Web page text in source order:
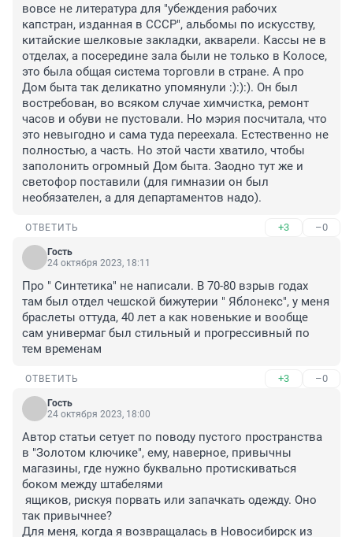
вовсе не литература для "убеждения рабочих
капстран, изданная в СССР", альбомы по искусству,
китайские шелковые закладки, акварели. Кассы не в
отделах, а посередине зала были не только в Колосе,
это была общая система торговли в стране. А про
Дом быта так деликатно упомянули :):):). Он был
востребован, во всяком случае химчистка, ремонт
часов и обуви не пустовали. Но мэрия посчитала, что
это невыгодно и сама туда переехала. Естественно не
полностью, а часть. Но этой части хватило, чтобы
заполонить огромный Дом быта. Заодно тут же и
светофор поставили (для гимназии он был
необязателен, а для департаментов надо).
ОТВЕТИТЬ +3 –0
Гость
24 октября 2023, 18:11
Про " Синтетика" не написали. В 70-80 взрыв годах
там был отдел чешской бижутерии " Яблонекс", у меня
браслеты оттуда, 40 лет а как новенькие и вообще
сам универмаг был стильный и прогрессивный по
тем временам
ОТВЕТИТЬ +3 –0
Гость
24 октября 2023, 18:00
Автор статьи сетует по поводу пустого пространства
в "Золотом ключике", ему, наверное, привычны
магазины, где нужно буквально протискиваться
боком между штабелями
ящиков, рискуя порвать или запачкать одежду. Оно
так привычнее?
Для меня, когда я возвращалась в Новосибирск из